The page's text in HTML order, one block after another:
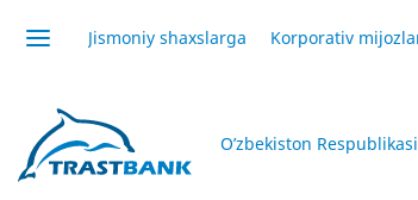
Jismoniy shaxslarga Korporativ
O’zbekiston